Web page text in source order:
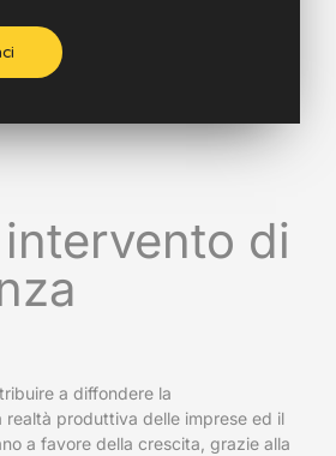
di
a diffondere la
realtà produttiva delle imprese ed il
a favore della crescita, grazie alla